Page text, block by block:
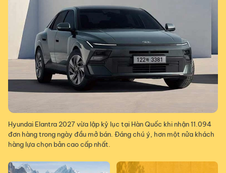
Hyundai Elantra 2027 vừa lập kỷ lục tại Hàn Quốc khi nhận 11.094
đơn hàng trong ngày đầu mở bán. Đáng chú ý, hơn một nửa khách
hàng lựa chọn bản cao cấp nhất.